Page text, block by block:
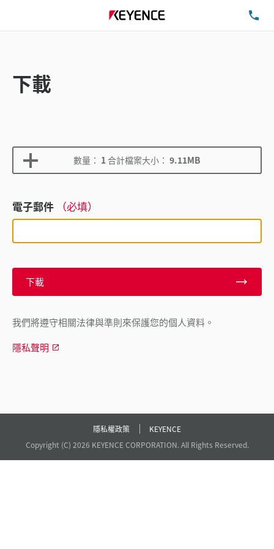
下載
數量： 1合計檔案大小： 9.11MB
電子郵件 （必填）
下載
我們將遵守相關法律與準則來保護您的個人資料。
隱私聲明
隱私權政策
KEYENCE
Copyright (C) 2026 KEYENCE CORPORATION. All Rights Reserved.